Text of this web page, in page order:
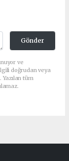
Gönder
ve
doğrudan veya
tüm